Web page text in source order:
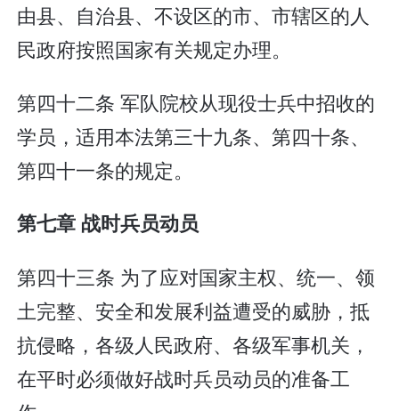
由县、自治县、不设区的市、市辖区的人
民政府按照国家有关规定办理。
第四十二条 军队院校从现役士兵中招收的
学员，适用本法第三十九条、第四十条、
第四十一条的规定。
第七章 战时兵员动员
第四十三条 为了应对国家主权、统一、领
土完整、安全和发展利益遭受的威胁，抵
抗侵略，各级人民政府、各级军事机关，
在平时必须做好战时兵员动员的准备工